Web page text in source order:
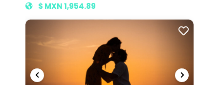
$ MXN 1,954.89